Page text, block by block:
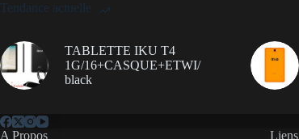
Tendance actuelle
TABLETTE IKU T4
1G/16+CASQUE+ETWI/
black
A Propos